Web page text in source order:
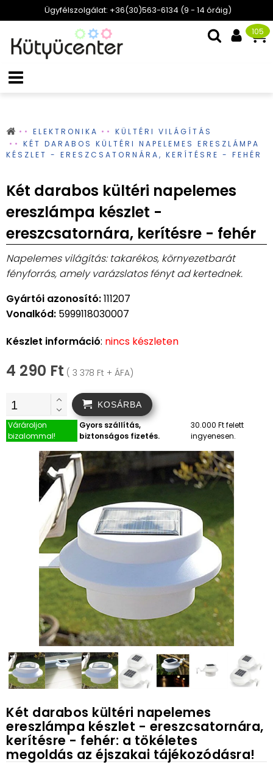
Ügyfélszolgálat: +36(30)563-6134 (9 - 14 óráig)
105
ELEKTRONIKA
KÜLTÉRI VILÁGÍTÁS
KÉT DARABOS KÜLTÉRI NAPELEMES ERESZLÁMPA
KÉSZLET - ERESZCSATORNÁRA, KERÍTÉSRE - FEHÉR
Két darabos kültéri napelemes
ereszlámpa készlet -
ereszcsatornára, kerítésre - fehér
Napelemes világítás: takarékos, környezetbarát
fényforrás, amely varázslatos fényt ad kertednek.
Gyártói azonosító:111207
Vonalkód: 5999118030007
Készlet információ: nincs készleten
4 290 Ft ( 3 378 Ft + ÁFA)
KOSÁRBA
Várároljon
bizalommal!
Gyors szállítás,
biztonságos fizetés.
30.000 Ft felett
ingyenesen.
Két darabos kültéri napelemes
ereszlámpa készlet - ereszcsatornára,
kerítésre - fehér: a tökéletes
megoldás az éjszakai tájékozódásra!